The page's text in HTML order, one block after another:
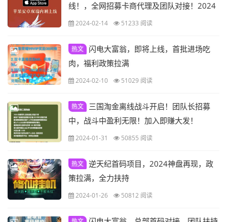
线！，全网招募卡商代理及团队对接！2024
跨时代链游！
2024-02-14 51233 阅读
热文
闪电大富翁，即将上线，首批进场吃
肉，福利政策拉满
2024-02-10 51029 阅读
热文
三国淘金离线战斗开启！团队长招募
中，战斗中盈利无限！加入即赚大发！
2024-01-31 50855 阅读
热文 逆天纪首码项目，2024神盘再现，政
策拉满，全力扶持
2024-01-26 50812 阅读